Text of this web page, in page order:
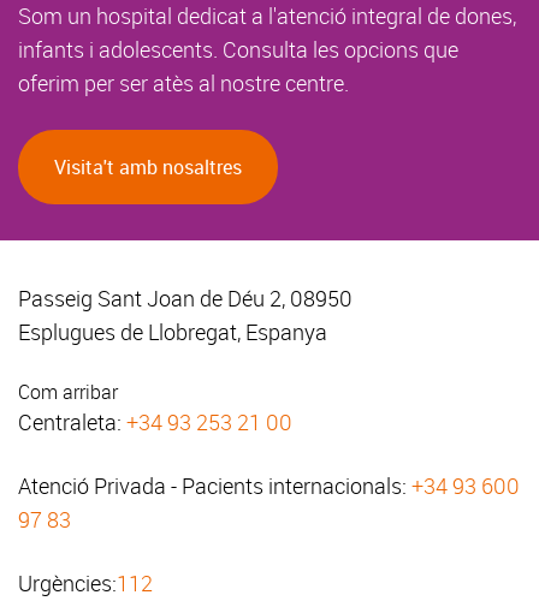
Som un hospital dedicat a l'atenció integral de dones,
infants i adolescents. Consulta les opcions que
oferim per ser atès al nostre centre.
Visita't amb nosaltres
Passeig Sant Joan de Déu 2, 08950
Esplugues de Llobregat, Espanya
Com arribar
Centraleta: +34 93 253 21 00
Atenció Privada - Pacients internacionals: +34 93 600
97 83
Urgències:112